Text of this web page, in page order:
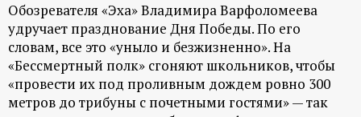
Обозревателя «Эха» Владимира Варфоломеева
удручает празднование Дня Победы. По его
словам, все это «уныло и безжизненно». На
«Бессмертный полк» сгоняют школьников, чтобы
«провести их под проливным дождем ровно 300
метров до трибуны с почетными гостями» — так